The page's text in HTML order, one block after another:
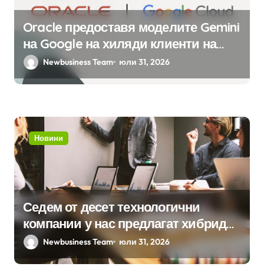
Oracle предоставя моделите Gemini
на Google на хиляди клиенти на
бизнес приложения
Newbusiness Team юли 31, 2026
Новини
Седем от десет технологични
компании у нас предлагат хибридна
работаNewbusiness Team юли 31, 2026